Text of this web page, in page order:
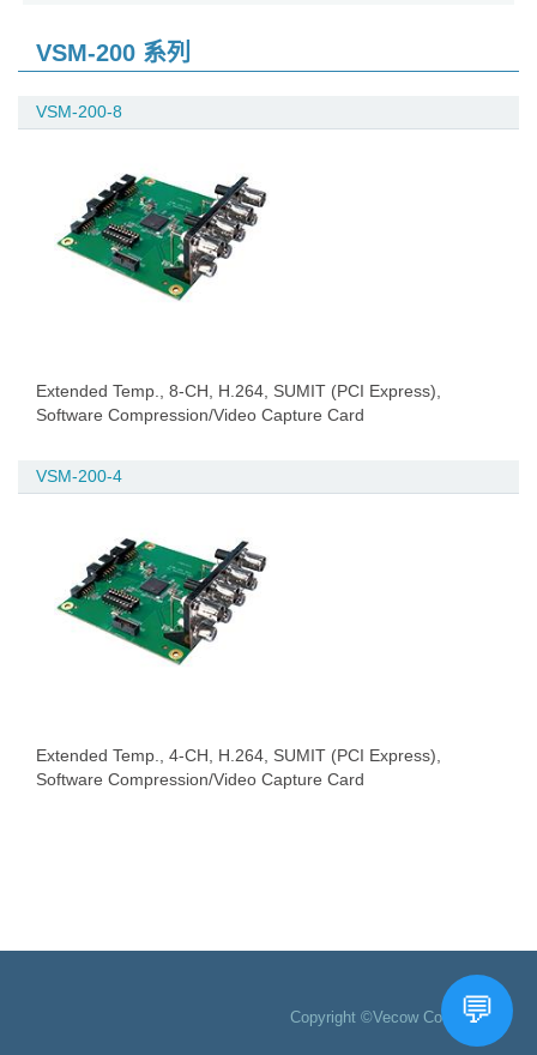
VSM-200 系列
VSM-200-8
Extended Temp., 8-CH, H.264, SUMIT (PCI Express),
Software Compression/Video Capture Card
VSM-200-4
Extended Temp., 4-CH, H.264, SUMIT (PCI Express),
Software Compression/Video Capture Card
Copyright ©Vecow Co., Ltd.